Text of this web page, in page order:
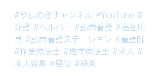
#やしのきチャンネル #YouTube #
介護 #ヘルパー #訪問看護 #福祉用
具 #訪問看護ステーション #看護師
#作業療法士 #理学療法士 #求人
#
求人募集 #座位 #移乗